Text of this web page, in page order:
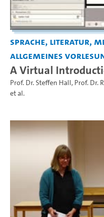
Sprache, Literatur,
Allgemeines
A Virtual
Prof. Dr. Steffen Hall, Prof. Dr.
et al.